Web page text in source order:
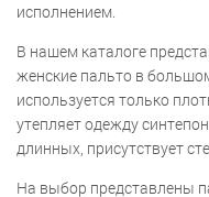
исполнением.
В нашем каталоге
женские пальто в
используется только
утепляет одежду
длинных, присутствует
На выбор представлены